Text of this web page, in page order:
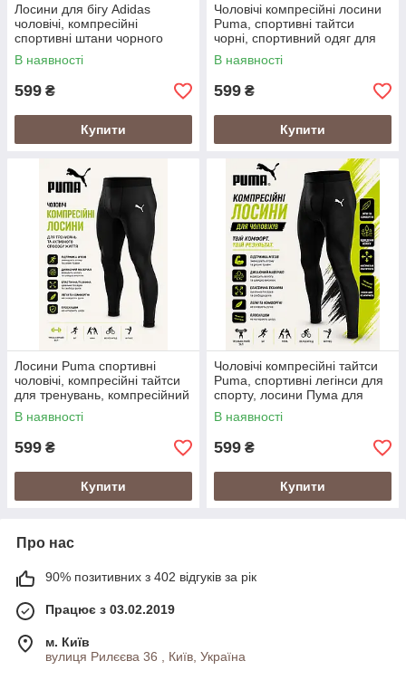
Лосини для бігу Adidas
чоловічі, компресійні
спортивні штани чорного
кольору, тайтси Адідас для
тренувань
В наявності
599 ₴
Купити
Чоловічі компресійні лосини
Puma, спортивні тайтси
чорні, спортивний одяг для
чоловіків Пума
В наявності
599 ₴
Купити
Лосини Puma спортивні
чоловічі, компресійні тайтси
для тренувань, компресійний
спортивний одяг для
тренувань Пума
В наявності
599 ₴
Купити
Чоловічі компресійні тайтси
Puma, спортивні легінси для
спорту, лосини Пума для
тренування та бігу
В наявності
599 ₴
Купити
Про нас
90% позитивних з 402 відгуків за рік
Працює з 03.02.2019
м. Київ
вулиця Рилєєва 36 , Київ, Україна